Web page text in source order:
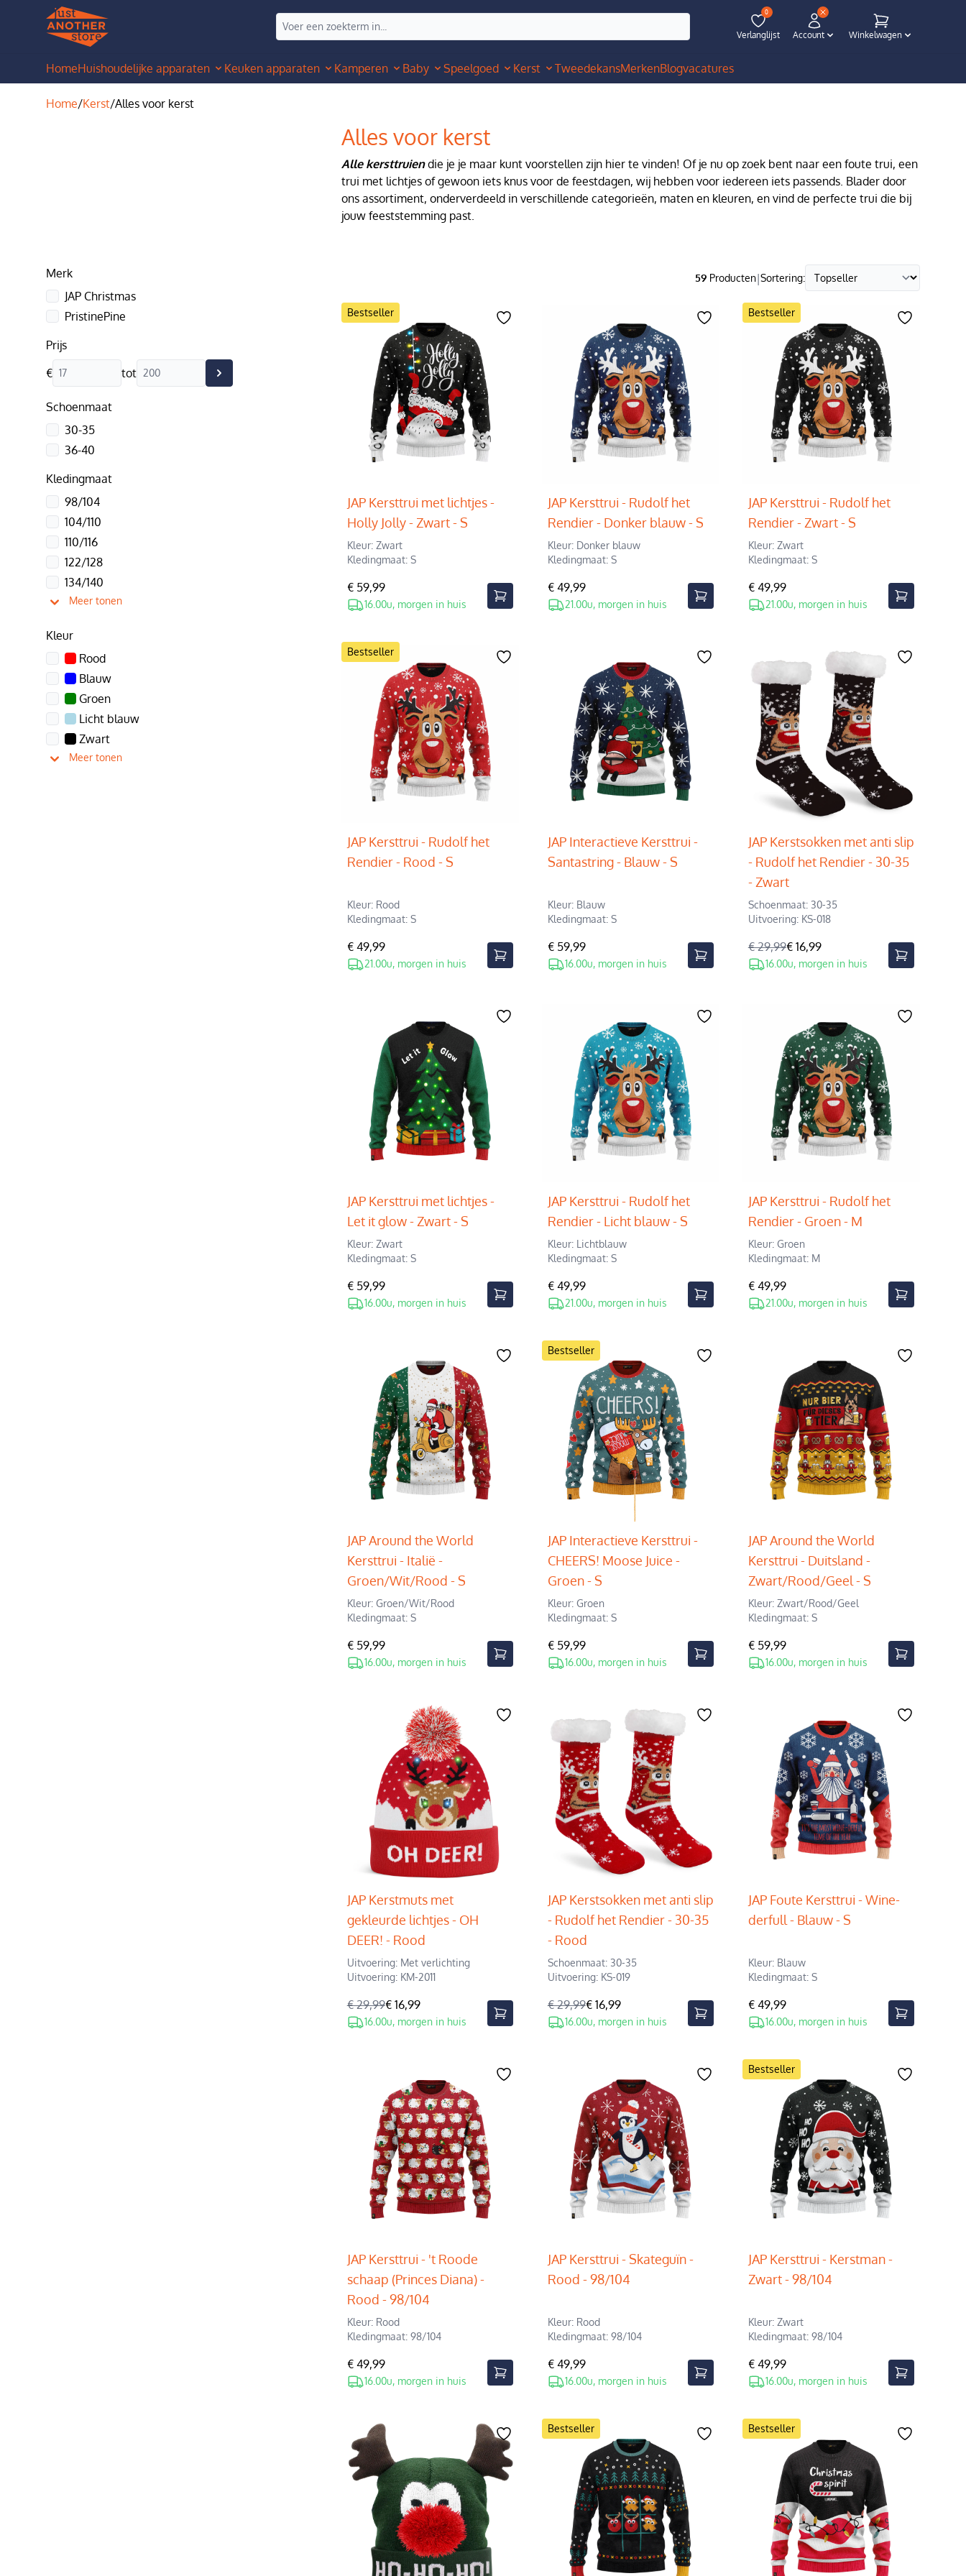
0
Verlanglijst Account Winkelwagen
HomeHuishoudelijke apparaten Keuken apparaten Kamperen Baby Speelgoed Kerst TweedekansMerkenBlogvacatures
Home/Kerst/Alles voor kerst
Alles voor kerst
Alle kersttruiendie je je maar kunt voorstellen zijn hier te vinden! Of je nu op zoek bent naar een foute trui, een
trui met lichtjes of gewoon iets knus voor de feestdagen, wij hebben voor iedereen iets passends. Blader door
ons assortiment, onderverdeeld in verschillende categorieën, maten en kleuren, en vind de perfecte trui die bij
jouw feeststemming past.
Merk
JAP Christmas
PristinePine
Prijs
€
tot
Schoenmaat
30-35
36-40
Kledingmaat
98/104
104/110
110/116
122/128
134/140
Meer tonen
Kleur
Rood
Blauw
Groen
Licht blauw
Zwart
Meer tonen
59 Producten|Sortering:
Bestseller
JAP Kersttrui met lichtjes -
Holly Jolly - Zwart - S
Kleur: Zwart
Kledingmaat: S
€ 59,99
16.00u, morgen in huis
JAP Kersttrui - Rudolf het
Rendier - Donker blauw - S
Kleur: Donker blauw
Kledingmaat: S
€ 49,99
21.00u, morgen in huis
Bestseller
JAP Kersttrui - Rudolf het
Rendier - Zwart - S
Kleur: Zwart
Kledingmaat: S
€ 49,99
21.00u, morgen in huis
Bestseller
JAP Kersttrui - Rudolf het
Rendier - Rood - S
Kleur: Rood
Kledingmaat: S
€ 49,99
21.00u, morgen in huis
JAP Interactieve Kersttrui -
Santastring - Blauw - S
Kleur: Blauw
Kledingmaat: S
€ 59,99
16.00u, morgen in huis
JAP Kerstsokken met anti slip
- Rudolf het Rendier - 30-35
- Zwart
Schoenmaat: 30-35
Uitvoering: KS-018
€ 29,99€ 16,99
16.00u, morgen in huis
JAP Kersttrui met lichtjes -
Let it glow - Zwart - S
Kleur: Zwart
Kledingmaat: S
€ 59,99
16.00u, morgen in huis
JAP Kersttrui - Rudolf het
Rendier - Licht blauw - S
Kleur: Lichtblauw
Kledingmaat: S
€ 49,99
21.00u, morgen in huis
JAP Kersttrui - Rudolf het
Rendier - Groen - M
Kleur: Groen
Kledingmaat: M
€ 49,99
21.00u, morgen in huis
JAP Around the World
Kersttrui - Italië -
Groen/Wit/Rood - S
Kleur: Groen/Wit/Rood
Kledingmaat: S
€ 59,99
16.00u, morgen in huis
Bestseller
JAP Interactieve Kersttrui -
CHEERS! Moose Juice -
Groen - S
Kleur: Groen
Kledingmaat: S
€ 59,99
16.00u, morgen in huis
JAP Around the World
Kersttrui - Duitsland -
Zwart/Rood/Geel - S
Kleur: Zwart/Rood/Geel
Kledingmaat: S
€ 59,99
16.00u, morgen in huis
JAP Kerstmuts met
gekleurde lichtjes - OH
DEER! - Rood
Uitvoering: Met verlichting
Uitvoering: KM-2011
€ 29,99€ 16,99
16.00u, morgen in huis
JAP Kerstsokken met anti slip
- Rudolf het Rendier - 30-35
- Rood
Schoenmaat: 30-35
Uitvoering: KS-019
€ 29,99€ 16,99
16.00u, morgen in huis
JAP Foute Kersttrui - Wine-
derfull - Blauw - S
Kleur: Blauw
Kledingmaat: S
€ 49,99
16.00u, morgen in huis
JAP Kersttrui - 't Roode
schaap (Princes Diana) -
Rood - 98/104
Kleur: Rood
Kledingmaat: 98/104
€ 49,99
16.00u, morgen in huis
JAP Kersttrui - Skateguïn -
Rood - 98/104
Kleur: Rood
Kledingmaat: 98/104
€ 49,99
16.00u, morgen in huis
Bestseller
JAP Kersttrui - Kerstman -
Zwart - 98/104
Kleur: Zwart
Kledingmaat: 98/104
€ 49,99
16.00u, morgen in huis
Bestseller Bestseller